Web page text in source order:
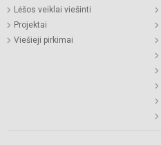
Lėšos veiklai viešinti
Projektai
Viešieji pirkimai